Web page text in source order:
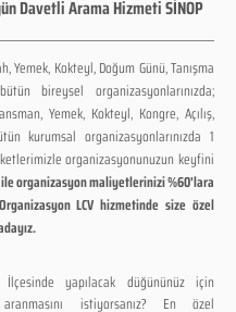
Davetli Arama Hizmeti SİNOP
Yemek, Kokteyl, Doğum Günü, Tanışma
bireysel organizasyonlarınızda;
Yemek, Kokteyl, Kongre, Açılış,
kurumsal organizasyonlarınızda 1
organizasyonunuzun keyfini
ile organizasyon maliyetlerinizi %60'lara
LCV hizmetinde size özel
İlçesinde yapılacak düğününüz için
istiyorsanız? En özel